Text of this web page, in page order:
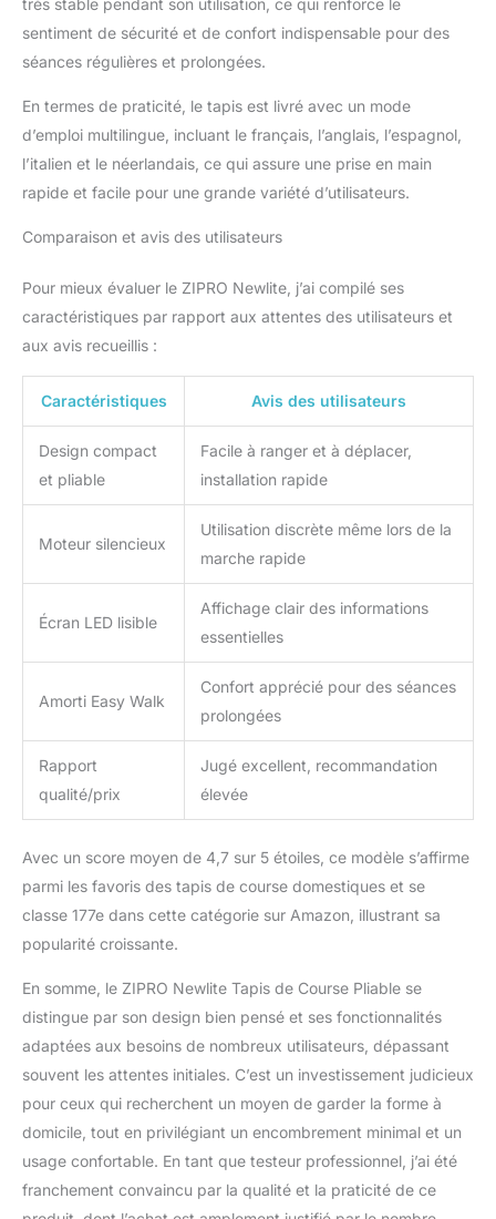
très stable pendant son utilisation, ce qui renforce le
sentiment de sécurité et de confort indispensable pour des
séances régulières et prolongées.
En termes de praticité, le tapis est livré avec un mode
d’emploi multilingue, incluant le français, l’anglais, l’espagnol,
l’italien et le néerlandais, ce qui assure une prise en main
rapide et facile pour une grande variété d’utilisateurs.
Comparaison et avis des utilisateurs
Pour mieux évaluer le ZIPRO Newlite, j’ai compilé ses
caractéristiques par rapport aux attentes des utilisateurs et
aux avis recueillis :
Caractéristiques Avis des utilisateurs
Design compact
et pliable
Facile à ranger et à déplacer,
installation rapide
Moteur silencieux
Utilisation discrète même lors de la
marche rapide
Écran LED lisible
Affichage clair des informations
essentielles
Amorti Easy Walk
Confort apprécié pour des séances
prolongées
Rapport
qualité/prix
Jugé excellent, recommandation
élevée
Avec un score moyen de 4,7 sur 5 étoiles, ce modèle s’affirme
parmi les favoris des tapis de course domestiques et se
classe 177e dans cette catégorie sur Amazon, illustrant sa
popularité croissante.
En somme, le ZIPRO Newlite Tapis de Course Pliable se
distingue par son design bien pensé et ses fonctionnalités
adaptées aux besoins de nombreux utilisateurs, dépassant
souvent les attentes initiales. C’est un investissement judicieux
pour ceux qui recherchent un moyen de garder la forme à
domicile, tout en privilégiant un encombrement minimal et un
usage confortable. En tant que testeur professionnel, j’ai été
franchement convaincu par la qualité et la praticité de ce